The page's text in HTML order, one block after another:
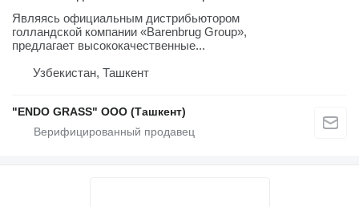
Являясь официальным дистрибьютором
голландской компании «Barenbrug Group»,
предлагает высококачественные...
Узбекистан, Ташкент
"ENDO GRASS" ООО (Ташкент)